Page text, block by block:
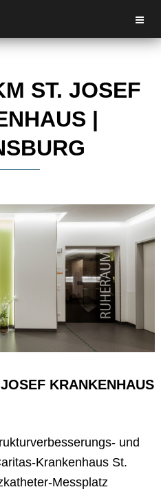
ST. JOSEF
|
KRANKENHAUS
und
Krankenhaus St.
Messplatz